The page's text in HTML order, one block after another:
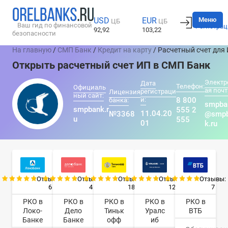
Ваш гид по финансовой
безопасности
USD ЦБ
92,92
EUR ЦБ
103,22
Вход
Меню
На главную / СМП Банк / Кредит на карту / Расчетный счет для
Открыть расчетный счет ИП в СМП Банк
Официаль
ный сайт:
smpbank.r
u
Лицензия
банка:
№3368
Дата
регистраци
и:
11.04.20
01
Телефон:
8 800
555 2
555
ая
k.ru
Отзывы:
6
РКО в
Локо-
Банке
Отзывы:
4
РКО в
Дело
Банке
Отзывы:
18
РКО в
Тиньк
офф
Отзывы:
12
РКО в
Уралс
иб
Отзывы:
7
РКО в
ВТБ